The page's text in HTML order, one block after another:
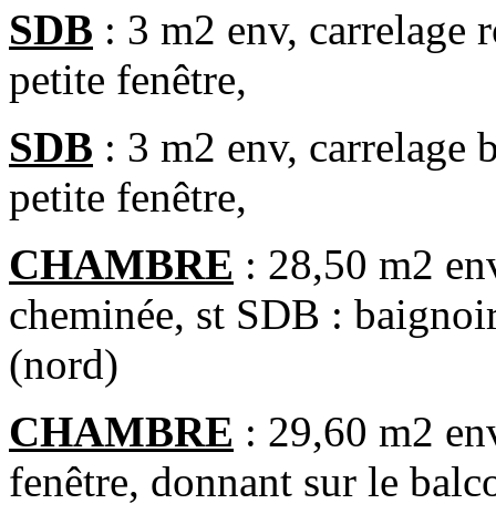
SDB : 3 m2 env, carrelage
petite fenêtre,
SDB : 3 m2 env, carrelage
petite fenêtre,
CHAMBRE : 28,50 m2
cheminée, st SDB :
(nord)
CHAMBRE : 29,60 m2
fenêtre, donnant sur le